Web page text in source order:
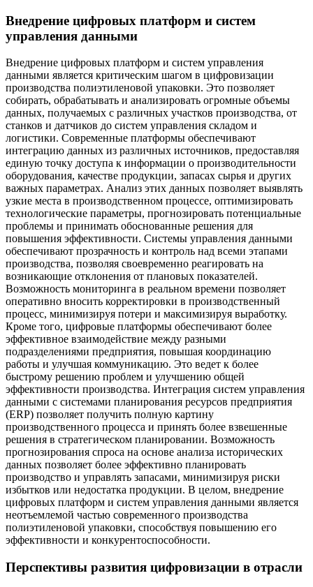
Внедрение цифровых платформ и систем
управления данными
Внедрение цифровых платформ и систем управления
данными является критическим шагом в цифровизации
производства полиэтиленовой упаковки. Это позволяет
собирать, обрабатывать и анализировать огромные объемы
данных, получаемых с различных участков производства, от
станков и датчиков до систем управления складом и
логистики. Современные платформы обеспечивают
интеграцию данных из различных источников, предоставляя
единую точку доступа к информации о производительности
оборудования, качестве продукции, запасах сырья и других
важных параметрах. Анализ этих данных позволяет выявлять
узкие места в производственном процессе, оптимизировать
технологические параметры, прогнозировать потенциальные
проблемы и принимать обоснованные решения для
повышения эффективности. Системы управления данными
обеспечивают прозрачность и контроль над всеми этапами
производства, позволяя своевременно реагировать на
возникающие отклонения от плановых показателей.
Возможность мониторинга в реальном времени позволяет
оперативно вносить корректировки в производственный
процесс, минимизируя потери и максимизируя выработку.
Кроме того, цифровые платформы обеспечивают более
эффективное взаимодействие между разными
подразделениями предприятия, повышая координацию
работы и улучшая коммуникацию. Это ведет к более
быстрому решению проблем и улучшению общей
эффективности производства. Интеграция систем управления
данными с системами планирования ресурсов предприятия
(ERP) позволяет получить полную картину
производственного процесса и принять более взвешенные
решения в стратегическом планировании. Возможность
прогнозирования спроса на основе анализа исторических
данных позволяет более эффективно планировать
производство и управлять запасами, минимизируя риски
избытков или недостатка продукции. В целом, внедрение
цифровых платформ и систем управления данными является
неотъемлемой частью современного производства
полиэтиленовой упаковки, способствуя повышению его
эффективности и конкурентоспособности.
Перспективы развития цифровизации в отрасли